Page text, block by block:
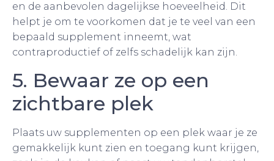
en de aanbevolen dagelijkse hoeveelheid. Dit
helpt je om te voorkomen dat je te veel van een
bepaald supplement inneemt, wat
contraproductief of zelfs schadelijk kan zijn.
5. Bewaar ze op een
zichtbare plek
Plaats uw supplementen op een plek waar je ze
gemakkelijk kunt zien en toegang kunt krijgen,